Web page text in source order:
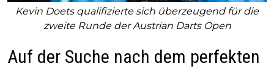
Kevin Doets qualifizierte sich überzeugend für die
zweite Runde der Austrian Darts Open
Auf der Suche nach dem perfekten